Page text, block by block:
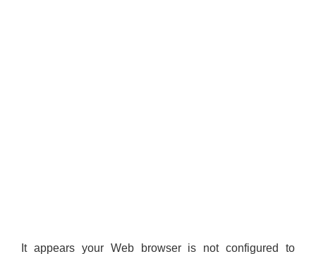
It appears your Web browser is not configured to